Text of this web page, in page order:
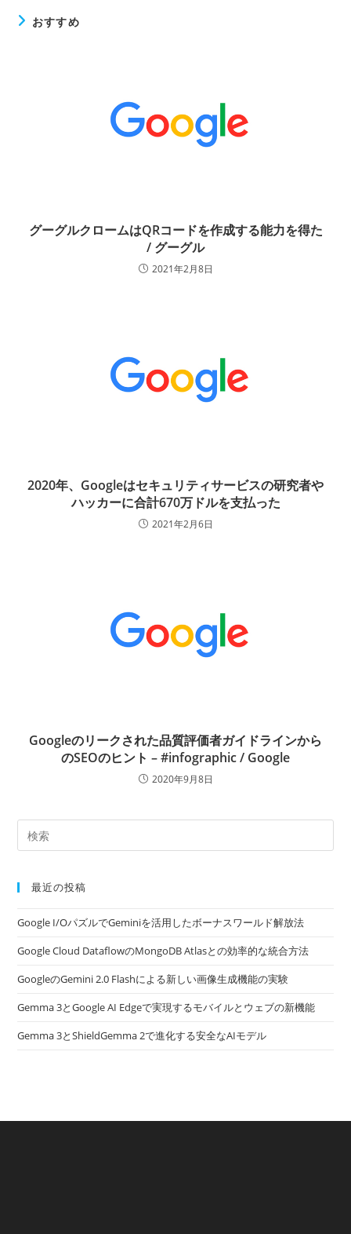
おすすめ
グーグルクロームはQRコードを作成する能力を得た
/ グーグル
2021年2月8日
2020年、Googleはセキュリティサービスの研究者や
ハッカーに合計670万ドルを支払った
2021年2月6日
Googleのリークされた品質評価者ガイドラインから
のSEOのヒント – #infographic / Google
2020年9月8日
最近の投稿
Google I/OパズルでGeminiを活用したボーナスワールド解放法
Google Cloud DataflowのMongoDB Atlasとの効率的な統合方法
GoogleのGemini 2.0 Flashによる新しい画像生成機能の実験
Gemma 3とGoogle AI Edgeで実現するモバイルとウェブの新機能
Gemma 3とShieldGemma 2で進化する安全なAIモデル